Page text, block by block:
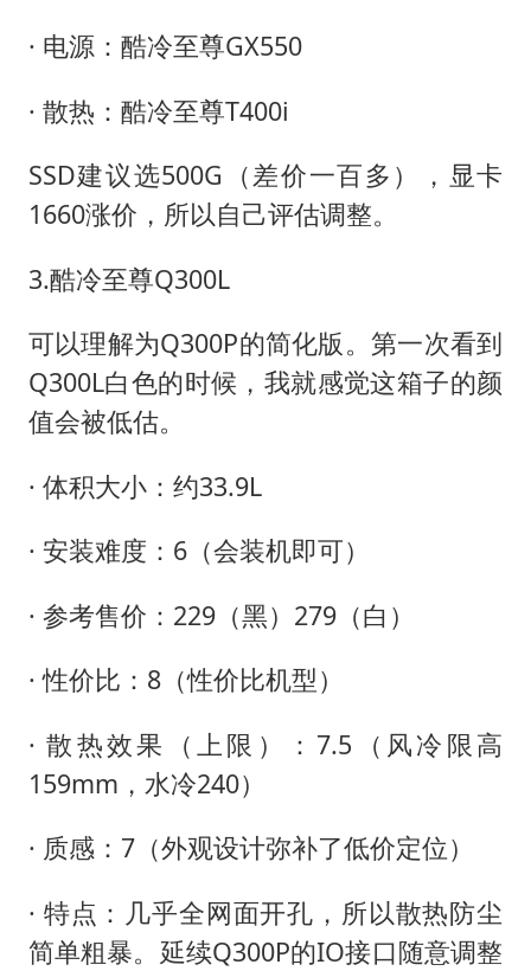
· 电源：酷冷至尊GX550
· 散热：酷冷至尊T400i
SSD建议选500G（差价一百多），显卡
1660涨价，所以自己评估调整。
3.酷冷至尊Q300L
可以理解为Q300P的简化版。第一次看到
Q300L白色的时候，我就感觉这箱子的颜
值会被低估。
· 体积大小：约33.9L
· 安装难度：6（会装机即可）
· 参考售价：229（黑）279（白）
· 性价比：8（性价比机型）
· 散热效果（上限）：7.5（风冷限高
159mm，水冷240）
· 质感：7（外观设计弥补了低价定位）
· 特点：几乎全网面开孔，所以散热防尘
简单粗暴。延续Q300P的IO接口随意调整